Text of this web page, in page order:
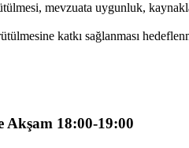
mevzuata uygunluk,
katkı sağlanması
Akşam 18:00-19:00